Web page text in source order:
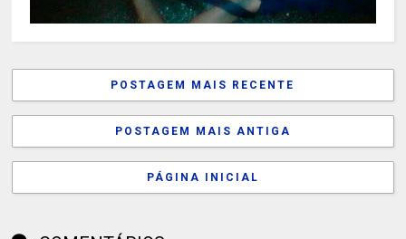
POSTAGEM MAIS RECENTE
POSTAGEM MAIS ANTIGA
PÁGINA INICIAL